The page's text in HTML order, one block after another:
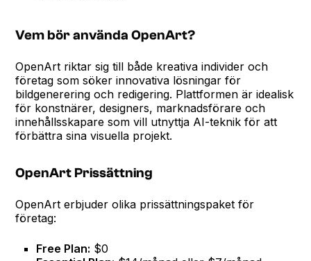
Vem bör använda OpenArt?
OpenArt riktar sig till både kreativa individer och
företag som söker innovativa lösningar för
bildgenerering och redigering. Plattformen är idealisk
för konstnärer, designers, marknadsförare och
innehållsskapare som vill utnyttja AI-teknik för att
förbättra sina visuella projekt.
OpenArt Prissättning
OpenArt erbjuder olika prissättningspaket för
företag:
Free Plan: $0